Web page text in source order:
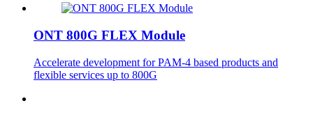
ONT 800G FLEX Module
Accelerate development for PAM-4 based products and
flexible services up to 800G